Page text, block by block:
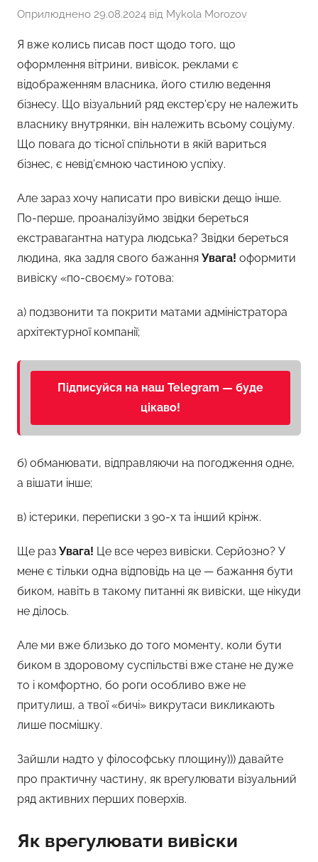
Оприлюднено 29.08.2024 від Mykola Morozov
Я вже колись писав пост щодо того, що
оформлення вітрини, вивісок, реклами є
відображенням власника, його стилю ведення
бізнесу. Що візуальний ряд екстер’єру не належить
власнику внутрянки, він належить всьому соціуму.
Що повага до тісної спільноти в якій вариться
бізнес, є невід’ємною частиною успіху.
Але зараз хочу написати про вивіски дещо інше.
По-перше, проаналізуймо звідки береться
екстравагантна натура людська? Звідки береться
людина, яка задля свого бажання Увага! оформити
вивіску «по-своєму» готова:
а) подзвонити та покрити матами адміністратора
архітектурної компанії;
Підписуйся на наш Telegram — буде
цікаво!
б) обманювати, відправляючи на погодження одне,
а вішати інше;
в) істерики, переписки з 90-х та інший крінж.
Ще раз Увага! Це все через вивіски. Серйозно? У
мене є тільки одна відповідь на це — бажання бути
биком, навіть в такому питанні як вивіски, ще нікуди
не ділось.
Але ми вже близько до того моменту, коли бути
биком в здоровому суспільстві вже стане не дуже
то і комфортно, бо роги особливо вже не
притулиш, а твої «бичі» викрутаси викликають
лише посмішку.
Зайшли надто у філософську площину))) давайте
про практичну частину, як врегулювати візуальний
ряд активних перших поверхів.
Як врегулювати вивіски